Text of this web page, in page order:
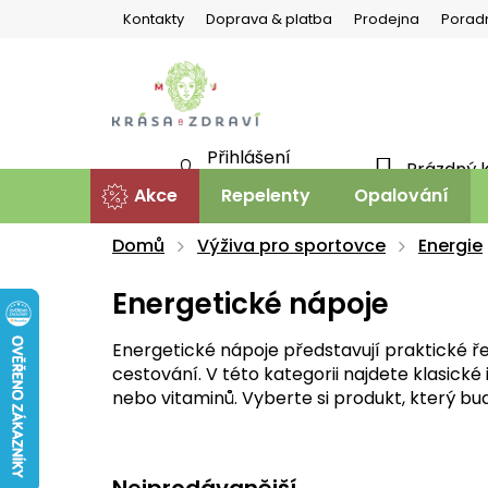
Kontakty Doprava & platba Prodejna
Prázdný
Přihlášení
Akce Repelenty Opalování
Domů
Výživa pro sportovce Energie
Energetické nápoje
Energetické nápoje představují praktické
cestování. V této kategorii najdete
nebo vitaminů. Vyberte si produkt, který